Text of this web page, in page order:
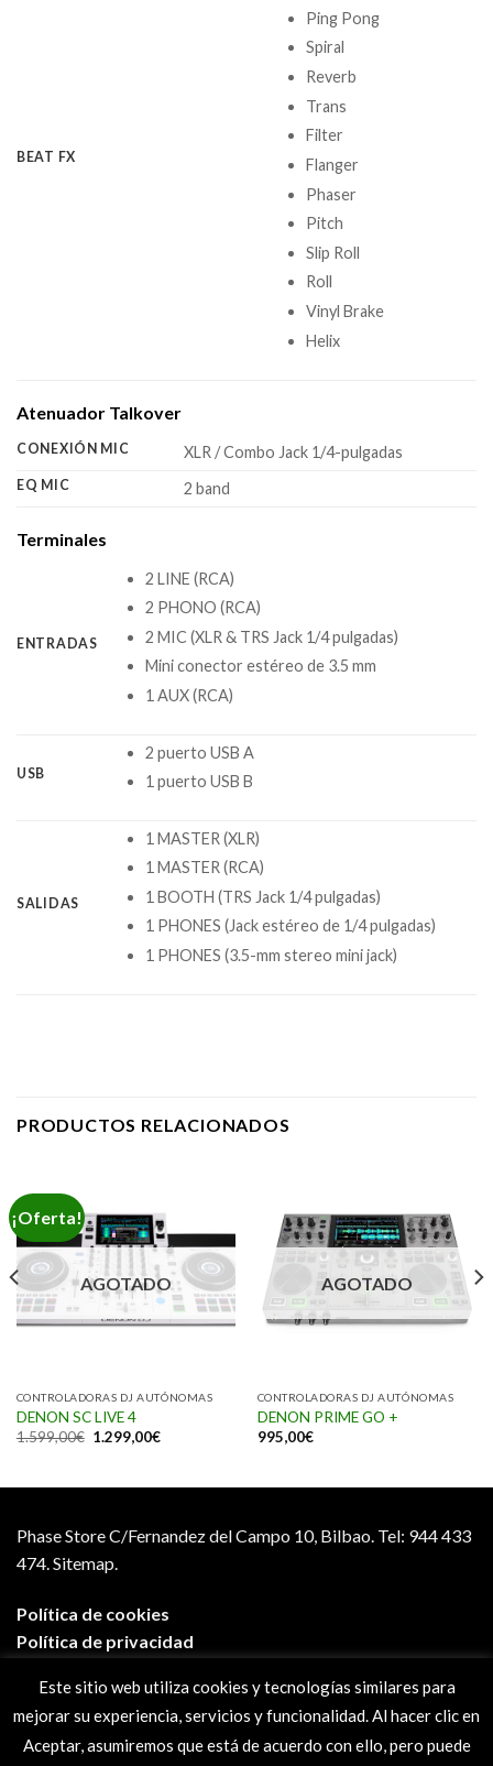
BEAT FX
Ping Pong
Spiral
Reverb
Trans
Filter
Flanger
Phaser
Pitch
Slip Roll
Roll
Vinyl Brake
Helix
Atenuador Talkover
CONEXIÓN MIC XLR / Combo Jack 1/4-pulgadas
EQ MIC 2 band
Terminales
ENTRADAS
2 LINE (RCA)
2 PHONO (RCA)
2 MIC (XLR & TRS Jack 1/4 pulgadas)
Mini conector estéreo de 3.5 mm
1 AUX (RCA)
USB
2 puerto USB A
1 puerto USB B
SALIDAS
1 MASTER (XLR)
1 MASTER (RCA)
1 BOOTH (TRS Jack 1/4 pulgadas)
1 PHONES (Jack estéreo de 1/4 pulgadas)
1 PHONES (3.5-mm stereo mini jack)
PRODUCTOS RELACIONADOS
¡Oferta!
AGOTADO
CONTROLADORAS DJ AUTÓNOMAS
DENON SC LIVE 4
1.599,00€ 1.299,00€
AGOTADO
CONTROLADORAS DJ AUTÓNOMAS
DENON PRIME GO +
995,00€
Phase Store C/Fernandez del Campo 10, Bilbao. Tel: 944 433
474. Sitemap.
Política de cookies
Política de privacidad
Condiciones de compra
Preguntas frecuentes
Este sitio web utiliza cookies y tecnologías similares para
mejorar su experiencia, servicios y funcionalidad. Al hacer clic en
Aceptar, asumiremos que está de acuerdo con ello, pero puede